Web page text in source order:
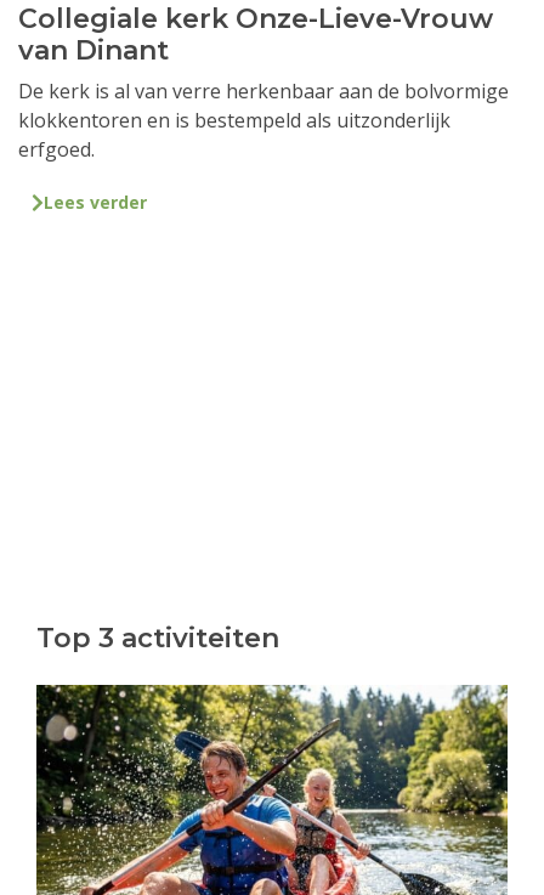
Collegiale kerk Onze-Lieve-Vrouw
van Dinant
De kerk is al van verre herkenbaar aan de bolvormige
klokkentoren en is bestempeld als uitzonderlijk
erfgoed.
Lees verder
Top 3 activiteiten